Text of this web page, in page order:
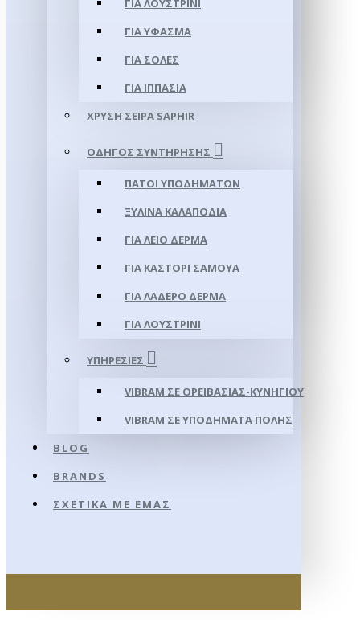
ΓΙΑ ΛΟΥΣΤΡΊΝΙ
ΓΙΑ ΥΦΑΣΜΑ
ΓΙΑ ΣΌΛΕΣ
ΓΙΑ ΙΠΠΑΣΊΑ
ΧΡΥΣΉ ΣΕΙΡΆ SAPHIR
ΟΔΗΓΌΣ ΣΥΝΤΉΡΗΣΗΣ
ΠΆΤΟΙ ΥΠΟΔΗΜΆΤΩΝ
ΞΎΛΙΝΑ ΚΑΛΑΠΌΔΙΑ
ΓΙΑ ΛΕΊΟ ΔΈΡΜΑ
ΓΙΑ ΚΑΣΤΌΡΙ ΣΑΜΟΎΑ
ΓΙΑ ΛΑΔΕΡΌ ΔΈΡΜΑ
ΓΙΑ ΛΟΥΣΤΡΊΝΙ
ΥΠΗΡΕΣΊΕΣ
VIBRAM ΣΕ ΟΡΕΙΒΑΣΊΑΣ-ΚΥΝΗΓΊΟΥ
VIBRAM ΣΕ ΥΠΟΔΉΜΑΤΑ ΠΌΛΗΣ
BLOG
BRANDS
ΣΧΕΤΙΚΆ ΜΕ ΕΜΆΣ